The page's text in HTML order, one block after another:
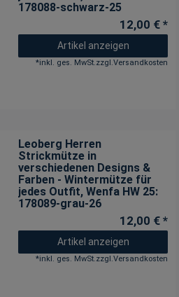
178088-schwarz-25
12,00 € *
Artikel anzeigen
*inkl. ges. MwSt. zzgl. Versandkosten
Leoberg Herren
Strickmütze in
verschiedenen Designs &
Farben - Wintermütze für
jedes Outfit, Wenfa HW 25:
178089-grau-26
12,00 € *
Artikel anzeigen
*inkl. ges. MwSt.zzgl.Versandkosten